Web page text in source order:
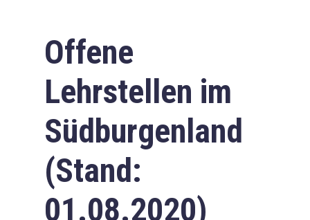
Offene
Lehrstellen im
Südburgenland
(Stand:
01.08.2020)